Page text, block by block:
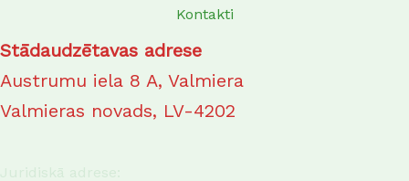
Kontakti
Stādaudzētavas adrese
Austrumu iela 8 A, Valmiera
Valmieras novads, LV-4202